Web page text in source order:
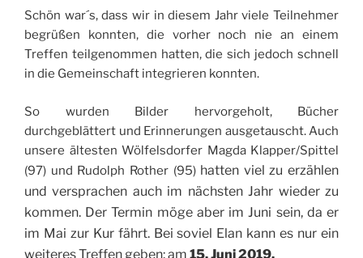
Schön war´s, dass wir in diesem Jahr viele Teilnehmer
begrüßen konnten, die vorher noch nie an einem
Treffen teilgenommen hatten, die sich jedoch schnell
in die Gemeinschaft integrieren konnten.
So wurden Bilder hervorgeholt, Bücher
durchgeblättert und Erinnerungen ausgetauscht. Auch
unsere ältesten Wölfelsdorfer Magda Klapper/Spittel
(97) und Rudolph Rother (95) hatten viel zu erzählen
und versprachen auch im nächsten Jahr wieder zu
kommen. Der Termin möge aber im Juni sein, da er
im Mai zur Kur fährt. Bei soviel Elan kann es nur ein
weiteres Treffen geben: am 15. Juni 2019.